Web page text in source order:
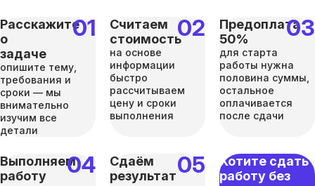
Расскажите
о
задаче
опишите тему,
требования и
сроки — мы
внимательно
изучим все
детали
Считаем
стоимость
на основе
информации
быстро
рассчитываем
цену и сроки
выполнения
Предоплата
50%
для старта
работы нужна
половина суммы,
остальное
оплачивается
после сдачи
Выполняем
работу
Сдаём
результат
Хотите сдать
работу без